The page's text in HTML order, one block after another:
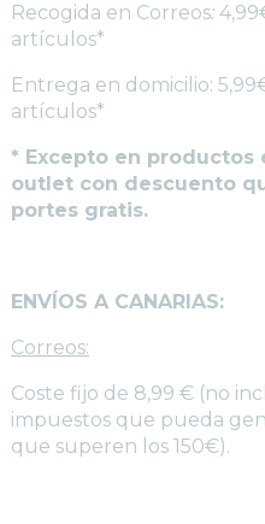
Recogida en Correos:
artículos*
Entrega en domicilio:
artículos*
* Excepto en
outlet con descuento
portes gratis.
ENVÍOS A CANARIAS:
Correos:
Coste fijo de 8,99 € (no
impuestos que pueda
que superen los 150€).